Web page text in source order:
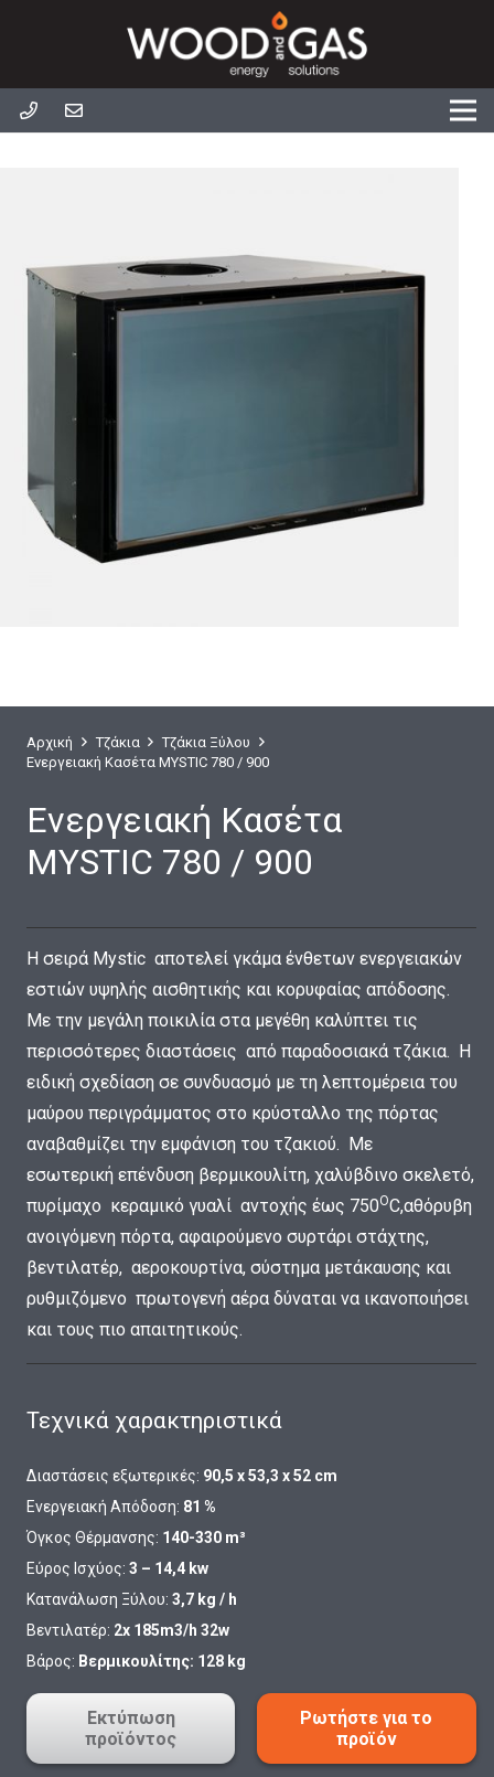
Αρχική Τζάκια
Τζάκια Ξύλου
Ενεργειακή Κασέτα MYSTIC 780 / 900
Ενεργειακή Κασέτα
MYSTIC 780 / 900
Η σειρά Mystic αποτελεί γκάμα ένθετων ενεργειακών
εστιών υψηλής αισθητικής και κορυφαίας απόδοσης.
Με την μεγάλη ποικιλία στα μεγέθη καλύπτει τις
περισσότερες διαστάσεις από παραδοσιακά τζάκια. Η
ειδική σχεδίαση σε συνδυασμό με τη λεπτομέρεια του
μαύρου περιγράμματος στο κρύσταλλο της πόρτας
αναβαθμίζει την εμφάνιση του τζακιού. Με
εσωτερική επένδυση βερμικουλίτη, χαλύβδινο σκελετό,
πυρίμαχο κεραμικό γυαλί αντοχής έως 750ΟC,αθόρυβη
ανοιγόμενη πόρτα, αφαιρούμενο συρτάρι στάχτης,
βεντιλατέρ, αεροκουρτίνα, σύστημα μετάκαυσης και
ρυθμιζόμενο πρωτογενή αέρα δύναται να ικανοποιήσει
και τους πιο απαιτητικούς.
Τεχνικά χαρακτηριστικά
Διαστάσεις εξωτερικές: 90,5 x 53,3 x 52 cm
Ενεργειακή Απόδοση: 81 %
Όγκος Θέρμανσης: 140-330 m³
Εύρος Ισχύος: 3 – 14,4 kw
Κατανάλωση Ξύλου: 3,7 kg / h
Βεντιλατέρ: 2x 185m3/h 32w
Βάρος: Βερμικουλίτης: 128 kg
Εκτύπωση
προϊόντος
Ρωτήστε για το
προϊόν